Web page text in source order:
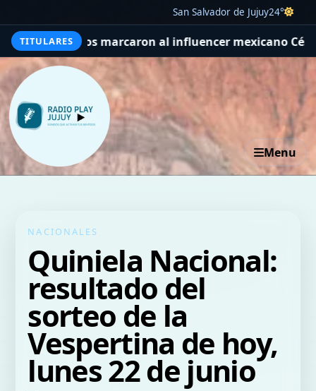
San Salvador de Jujuy24°
TITULARESmarcaron al influencer mexicano César
Menu
NACIONALES
Quiniela Nacional:
resultado del
sorteo de la
Vespertina de hoy,
lunes 22 de junio